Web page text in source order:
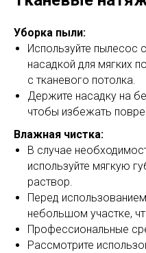
Уборка пыли:
Используйте пылесос
насадкой для мягких
с тканевого потолка.
Держите насадку на
чтобы избежать
Влажная чистка:
В случае
используйте мягкую
раствор.
Перед
небольшом участке,
Профессиональные
Рассмотрите